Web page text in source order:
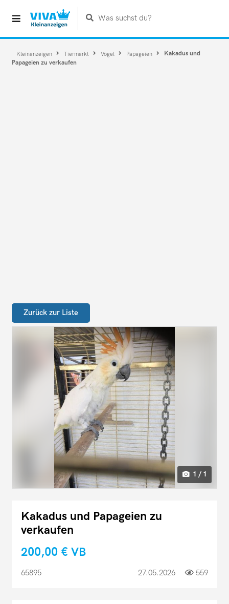
Was suchst du?
Kleinanzeigen Tiermarkt Vögel Papageien
Kakadus und
Papageien zu verkaufen
Zurück zur Liste
1 / 1
Kakadus und Papageien zu
verkaufen
200,00 € VB
65895 27.05.2026 559